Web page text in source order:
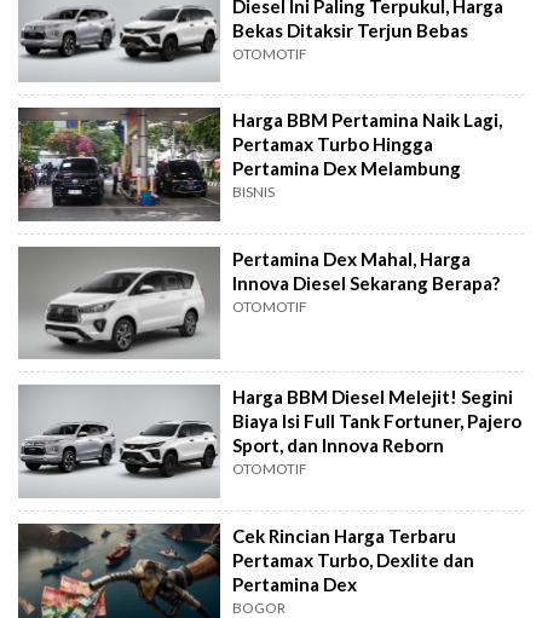
Diesel Ini Paling Terpukul, Harga
Bekas Ditaksir Terjun Bebas
OTOMOTIF
Harga BBM Pertamina Naik Lagi,
Pertamax Turbo Hingga
Pertamina Dex Melambung
BISNIS
Pertamina Dex Mahal, Harga
Innova Diesel Sekarang Berapa?
OTOMOTIF
Harga BBM Diesel Melejit! Segini
Biaya Isi Full Tank Fortuner, Pajero
Sport, dan Innova Reborn
OTOMOTIF
Cek Rincian Harga Terbaru
Pertamax Turbo, Dexlite dan
Pertamina Dex
BOGOR